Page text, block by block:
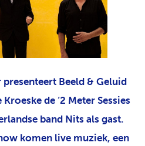
Beeld & Geluid
de ‘2 Meter Sessies
band Nits als gast.
komen live muziek, een